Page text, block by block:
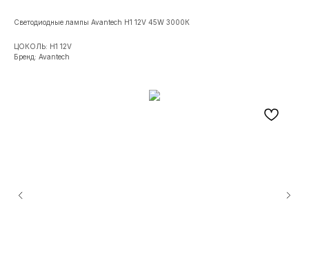
Светодиодные лампы Avantech H1 12V 45W 3000К
ЦОКОЛЬ: H1 12V
Бренд: Avantech